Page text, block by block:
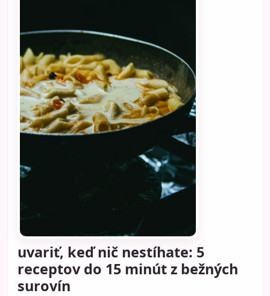
uvariť, keď nič nestíhate: 5
receptov do 15 minút z bežných
surovín